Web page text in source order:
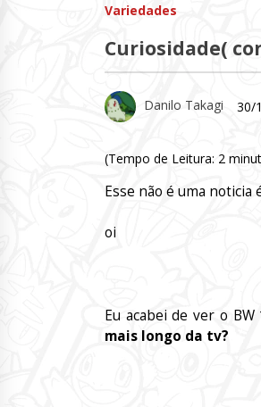
Variedades
Curiosidade(
Danilo Takagi 30/
(Tempo de Leitura: 2
Esse não é uma noticia
oi
Eu acabei de ver o
mais longo da tv?